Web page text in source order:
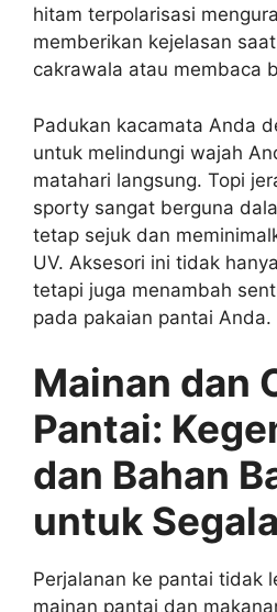
hitam terpolarisasi
memberikan kejelasan
cakrawala atau membaca
Padukan kacamata Anda
untuk melindungi wajah
matahari langsung. Topi
sporty sangat berguna
tetap sejuk dan
UV. Aksesori ini tidak
tetapi juga menambah
pada pakaian pantai Anda.
Mainan dan
Pantai:
dan Bahan
untuk
Perjalanan ke pantai tidak
mainan pantai dan